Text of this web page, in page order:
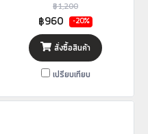
฿1,200
฿960 -20%
สั่งซื้อสินค้า
เปรียบเทียบ